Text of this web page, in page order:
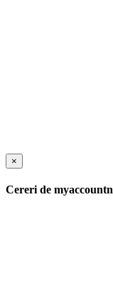
×
Cereri de myaccountn